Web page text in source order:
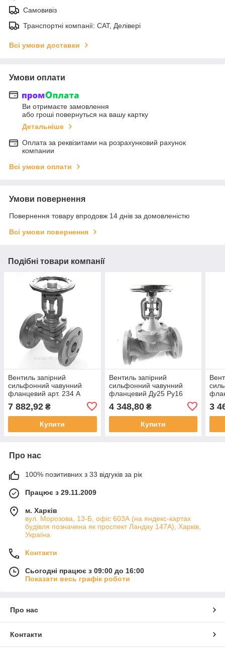
Самовивіз
Транспортні компанії: САТ, Делівері
Всі умови доставки
Умови оплати
Ви отримаєте замовлення
або гроші повернуться на вашу картку
Детальніше
Оплата за реквізитами на розрахунковий рахунок
компании
Всі умови оплати
Умови повернення
Повернення товару впродовж 14 днів за домовленістю
Всі умови повернення
Подібні товари компанії
Вентиль запірний
сильфонний чавунний
фланцевий арт. 234 A
7 882,92 ₴
Купити
Вентиль запірний
сильфонний чавунний
фланцевий Ду25 Ру16
4 348,80₴
Купити
3
Про нас
100% позитивних з 33 відгуків за рік
Працює з 29.11.2009
м. Харків
вул. Морозова, 13-Б, офіс 603А (на яндекс-картах
будівля позначена як проспект Ландау 147А), Харків,
Україна
Контакти
Сьогодні працює з 09:00 до 16:00
Показати весь графік роботи
Про нас
Контакти